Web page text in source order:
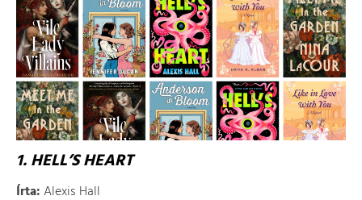
1. HELL’S HEART
Írta:Alexis Hall